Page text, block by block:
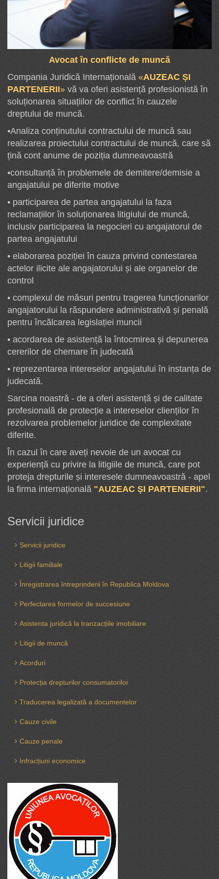
Avocat în conflicte de muncă
Compania Juridică Internațională «AUZEAC ȘI
PARTENERII» vă va oferi asistență profesionistă în
soluționarea situațiilor de conflict în cauzele
dreptului de muncă.
•Analiza conținutului contractului de muncă sau
realizarea proiectului contractului de muncă, care să
țină cont anume de poziția dumneavoastră
•consultanță în problemele de demitere/demisie a
angajatului pe diferite motive
• participarea de partea angajatului la faza
reclamațiilor în soluționarea litigiului de muncă,
inclusiv participarea la negocieri cu angajatorul de
partea angajatului
• elaborarea poziției în cauza privind contestarea
actelor ilicite ale angajatorului și ale organelor de
control
• complexul de măsuri pentru tragerea funcționarilor
angajatorului la răspundere administrativă și penală
pentru încălcarea legislației muncii
• acordarea de asistență la întocmirea și depunerea
cererilor de chemare în judecată
• reprezentarea intereselor angajatului în instanța de
judecată.
Sarcina noastră - de a oferi asistență și de calitate
profesională de protecție a intereselor clienților în
rezolvarea problemelor juridice de complexitate
diferite.
În cazul în care aveți nevoie de un avocat cu
experiență cu privire la litigiile de muncă, care pot
proteja drepturile și interesele dumneavoastră - apel
la firma internațională "AUZEAC ȘI PARTENERII".
Servicii juridice
Servicii juridice
Litigii familiale
Înregistrarea întreprinderii în Republica Moldova
Perfectarea formelor de succesiune
Asistenta juridică la tranzacțiile imobiliare
Litigii de muncă
Acorduri
Protecția drepturilor consumatorilor
Traducerea legalizată a documentelor
Cauze civile
Cauze penale
Infracțiuni economice